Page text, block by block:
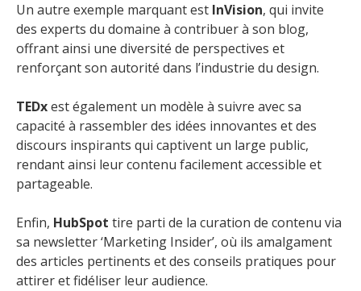
Un autre exemple marquant est InVision, qui invite
des experts du domaine à contribuer à son blog,
offrant ainsi une diversité de perspectives et
renforçant son autorité dans l’industrie du design.
TEDxest également un modèle à suivre avec sa
capacité à rassembler des idées innovantes et des
discours inspirants qui captivent un large public,
rendant ainsi leur contenu facilement accessible et
partageable.
Enfin, HubSpot tire parti de la curation de contenu via
sa newsletter ‘Marketing Insider’, où ils amalgament
des articles pertinents et des conseils pratiques pour
attirer et fidéliser leur audience.